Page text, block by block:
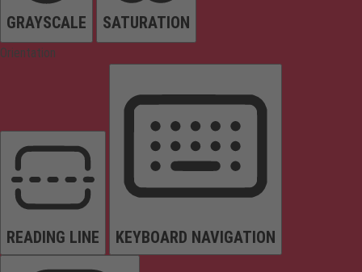
GRAYSCALE SATURATION
Orientation
READING LINE KEYBOARD NAVIGATION